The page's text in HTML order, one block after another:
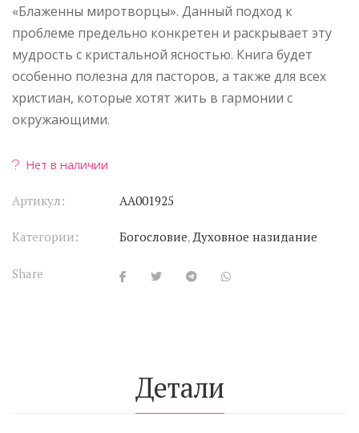
«Блаженны миротворцы». Данный подход к
проблеме предельно конкретен и раскрывает эту
мудрость с кристальной ясностью. Книга будет
особенно полезна для пасторов, а также для всех
христиан, которые хотят жить в гармонии с
окружающими.
Нет в наличии
Артикул: АА001925
Категории: Богословие,Духовное назидание
Share
Детали